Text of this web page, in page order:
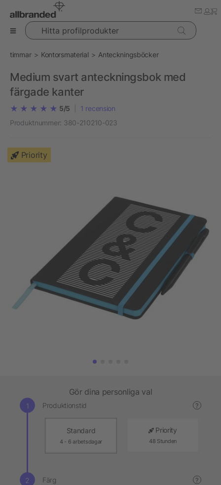
Hitta profilprodukter
timmar Kontorsmaterial Anteckningsböcker
Medium svart anteckningsbok med
färgade kanter
5/5 1 recension
Produktnummer: 380-210210-023
Priority
Gör dina personliga val
Produktionstid ?
Standard
4 - 6 arbetsdagar
Priority
48 Stunden
Färg ?